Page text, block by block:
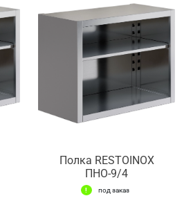
Полка RESTOINOX
ПНО-9/4
под заказ